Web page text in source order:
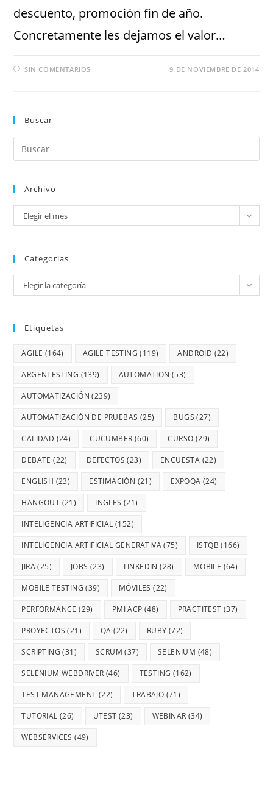
descuento, promoción fin de año.
Concretamente les dejamos el valor…
SIN COMENTARIOS 9 DE NOVIEMBRE DE 2014
Buscar
Archivo
Elegir el mes
Categorias
Elegir la categoría
Etiquetas
AGILE (164) AGILE TESTING (119) ANDROID (22)
ARGENTESTING (139) AUTOMATION (53)
AUTOMATIZACIÓN (239)
AUTOMATIZACIÓN DE PRUEBAS (25) BUGS (27)
CALIDAD (24) CUCUMBER (60) CURSO (29)
DEBATE (22) DEFECTOS (23) ENCUESTA (22)
ENGLISH (23) ESTIMACIÓN (21) EXPOQA (24)
HANGOUT (21) INGLES (21)
INTELIGENCIA ARTIFICIAL (152)
INTELIGENCIA ARTIFICIAL GENERATIVA(75) ISTQB (166)
JIRA(25) JOBS (23) LINKEDIN (28) MOBILE (64)
MOBILE TESTING (39) MÓVILES (22)
PERFORMANCE (29) PMI ACP (48) PRACTITEST (37)
PROYECTOS (21) QA (22) RUBY (72)
SCRIPTING (31) SCRUM (37) SELENIUM (48)
SELENIUM WEBDRIVER (46) TESTING (162)
TEST MANAGEMENT (22) TRABAJO (71)
TUTORIAL (26) UTEST (23) WEBINAR (34)
WEBSERVICES (49)